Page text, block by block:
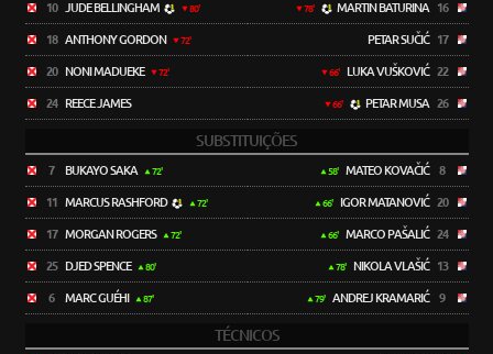
10 JUDE BELLINGHAM 80'
18 ANTHONY GORDON 72'
20 NONI MADUEKE 72'
24 REECE JAMES
78' MARTIN BATURINA 16
PETAR SUČIĆ 17
66' LUKA VUŠKOVIĆ 22
66' PETAR MUSA 26
SUBSTITUIÇÕES
7 BUKAYO SAKA 72'
11 MARCUS RASHFORD 72'
17 MORGAN ROGERS 72'
25 DJED SPENCE 80'
6 MARC GUÉHI 87'
58' MATEO KOVAČIĆ 8
66' IGOR MATANOVIĆ 20
66' MARCO PAŠALIĆ 24
78' NIKOLA VLAŠIĆ 13
79' ANDREJ KRAMARIĆ 9
TÉCNICOS